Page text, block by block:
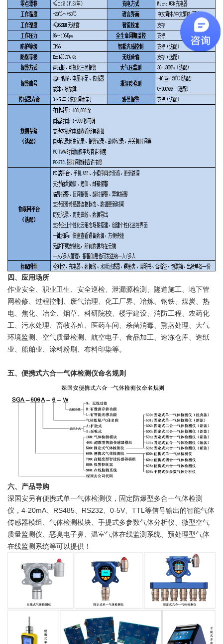
四、应用场所
作业安全、职业卫生、安全巡检、泄漏源检测、隧道施工、地下管
网检修、过程控制、废气治理、化工厂界、冶炼、钢铁、煤炭、热
电、焦化、冶金、烟草、科研院校、楼宇建设、消防工程、农药化
工、污水处理、畜牧养殖、医药车间、杀菌消毒、熏蒸处理、大气
环境监测、空气质量检测、航空电子、食品加工、速冻仓库、造纸
业、船舶业、涂料粉刷、布料印染等。
五、便携式六合一气体检测仪命名规则
六、产品导购
深国安另有便携式单一气体检测仪，固定防爆型多合一气体检测
仪，4-20mA、RS485、RS232、0-5V、TTL等信号输出的智能气体
传感器模组、气体检测模块、手提式多参数气体分析仪、微型空气
质量监测仪、恶臭电子鼻、温室气体在线监测系统、预处理型气体
在线监测系统等可以提供！